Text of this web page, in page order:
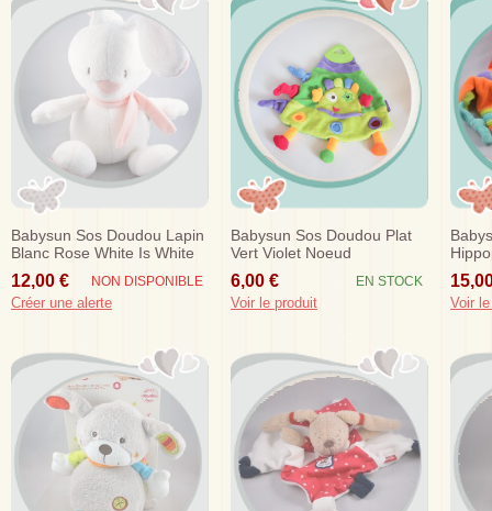
Babysun Sos Doudou Lapin
Blanc Rose White Is White
26 Cm
12,00 € NON DISPONIBLE
Créer une alerte
Babysun Sos Doudou Plat
Vert Violet Noeud
Extraterrestre Dentition
6,00 € EN STOCK
Voir le produit
Vert
Voir